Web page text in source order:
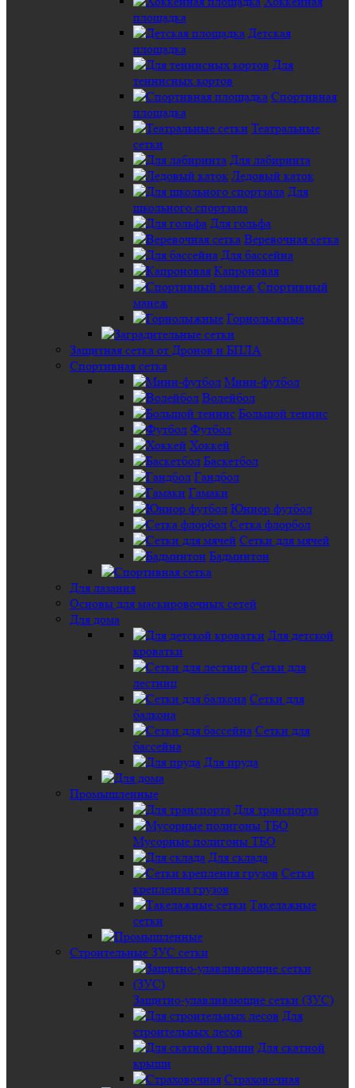
площадка
Детская
площадка
Для
теннисных кортов
Спортивная
площадка
Театральные
сетки
Для лабиринта
Ледовый каток
Для
школьного спортзала
Для гольфа
Веревочная сетка
Для бассейна
Капроновая
Спортивный
манеж
Горнолыжные
Защитная сетка от Дронов и БПЛА
Спортивная сетка
Мини-футбол
Волейбол
Большой теннис
Футбол
Хоккей
Баскетбол
Гандбол
Гамаки
Юниор футбол
Сетка флорбол
Сетки для мячей
Бадминтон
Для лазания
Основы для маскировочных сетей
Для дома
Для детской
кроватки
Сетки для
лестниц
Сетки для
балкона
Сетки для
бассейна
Для пруда
Промышленные
Для транспорта
Мусорные полигоны ТБО
Для склада
Сетки
крепления грузов
Такелажные
сетки
Строительные ЗУС сетки
Защитно-улавливающие сетки (ЗУС)
Для
строительных лесов
Для скатной
крыши
Страховочная